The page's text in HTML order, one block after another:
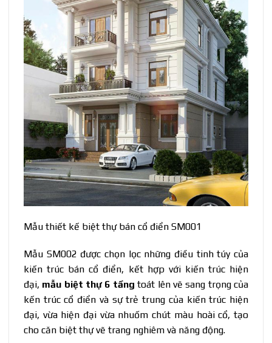
Mẫu thiết kế biệt thự bán cổ điển SM001
Mẫu SM002 được chọn lọc những điều tinh túy của
kiến trúc bán cổ điển, kết hợp với kiến trúc hiện
đại, mẫu biệt thự 6 tầng toát lên vẽ sang trọng của
kến trúc cổ điển và sự trẻ trung của kiến trúc hiện
đại, vừa hiện đại vừa nhuốm chút màu hoài cổ, tạo
cho căn biệt thự vẽ trang nghiêm và năng động.